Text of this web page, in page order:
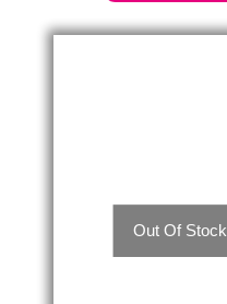
Out Of Stock